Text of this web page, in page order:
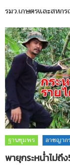
รมว.เกษตรและสหก
ฐานชุมพร อาชญาก
พายุกระหน่ำไม่ถึ